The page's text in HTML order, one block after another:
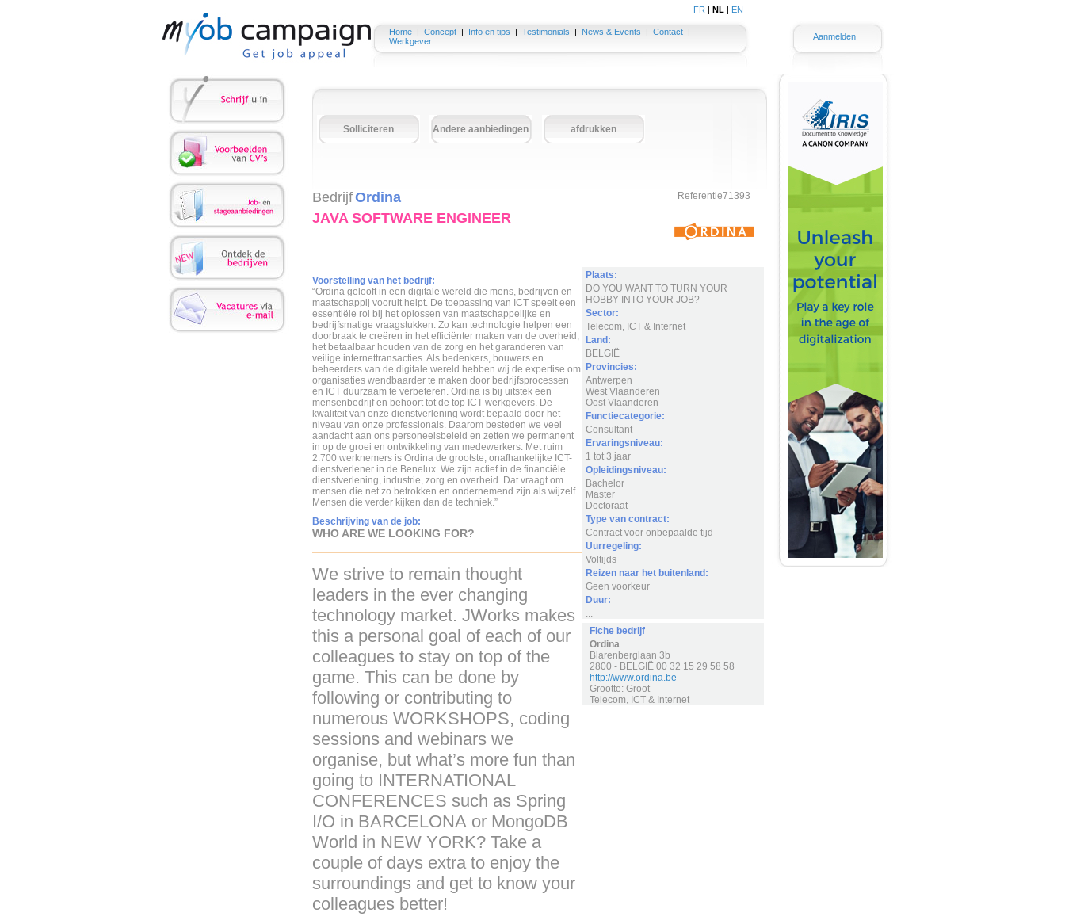
FR | NL | EN
Home | Concept | Info en tips | Testimonials | News & Events | Contact
|
Werkgever
Aanmelden
Solliciteren Andere aanbiedingen afdrukken
Referentie71393
BedrijfOrdina
JAVA SOFTWARE ENGINEER
Voorstelling van het bedrijf:
“Ordina gelooft in een digitale wereld die mens, bedrijven en
maatschappij vooruit helpt. De toepassing van ICT speelt een
essentiële rol bij het oplossen van maatschappelijke en
bedrijfsmatige vraagstukken. Zo kan technologie helpen een
doorbraak te creëren in het efficiënter maken van de overheid,
het betaalbaar houden van de zorg en het garanderen van
veilige internettransacties. Als bedenkers, bouwers en
beheerders van de digitale wereld hebben wij de expertise om
organisaties wendbaarder te maken door bedrijfsprocessen
en ICT duurzaam te verbeteren. Ordina is bij uitstek een
mensenbedrijf en behoort tot de top ICT-werkgevers. De
kwaliteit van onze dienstverlening wordt bepaald door het
niveau van onze professionals. Daarom besteden we veel
aandacht aan ons personeelsbeleid en zetten we permanent
in op de groei en ontwikkeling van medewerkers. Met ruim
2.700 werknemers is Ordina de grootste, onafhankelijke ICT-
dienstverlener in de Benelux. We zijn actief in de financiële
dienstverlening, industrie, zorg en overheid. Dat vraagt om
mensen die net zo betrokken en ondernemend zijn als wijzelf.
Mensen die verder kijken dan de techniek.”
Beschrijving van de job:
WHO ARE WE LOOKING FOR?
We strive to remain thought
leaders in the ever changing
technology market. JWorks makes
this a personal goal of each of our
colleagues to stay on top of the
game. This can be done by
following or contributing to
numerous WORKSHOPS, coding
sessions and webinars we
organise, but what’s more fun than
going to INTERNATIONAL
CONFERENCES such as Spring
I/O in BARCELONAor MongoDB
World in NEW YORK? Take a
couple of days extra to enjoy the
surroundings and get to know your
colleagues better!
Plaats:
DO YOU WANT TO TURN YOUR
HOBBY INTO YOUR JOB?
Sector:
Telecom, ICT & Internet
Land:
BELGIË
Provincies:
Antwerpen
West Vlaanderen
Oost Vlaanderen
Functiecategorie:
Consultant
Ervaringsniveau:
1 tot 3 jaar
Opleidingsniveau:
Bachelor
Master
Doctoraat
Type van contract:
Contract voor onbepaalde tijd
Uurregeling:
Voltijds
Reizen naar het buitenland:
Geen voorkeur
Duur:
...
Fiche bedrijf
Ordina
Blarenberglaan 3b
2800 - BELGIË 00 32 15 29 58 58
http://www.ordina.be
Grootte: Groot
Telecom, ICT & Internet